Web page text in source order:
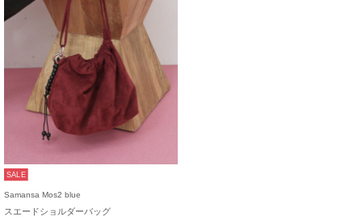
SALE
Samansa Mos2 blue
スエードショルダーバッグ